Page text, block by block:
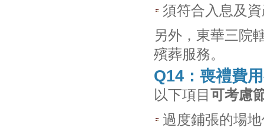
須符合入息及
另外，東華三院
殯葬服務。
Q14：喪禮費
以下項目 可考慮
過度鋪張的場